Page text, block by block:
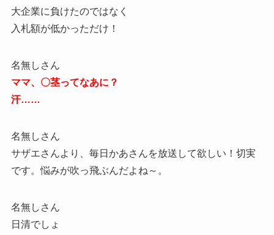
大企業に負けたのではなく
入札額が低かっただけ！
名無しさん
ママ、〇茎ってなあに？
汗……
名無しさん
サザエさんより、毎日かあさんを放送して欲しい！切実
です。悩みが吹っ飛ぶんだよね～。
名無しさん
日清でしょ